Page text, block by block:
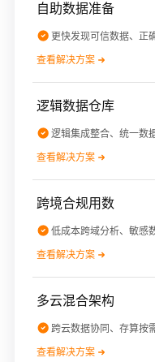
自助数据准备
更快发现可信数据、正
查看解决方案
逻辑数据仓库
逻辑集成整合、统一数
查看解决方案
跨境合规用数
低成本跨域分析、敏感
查看解决方案
多云混合架构
跨云数据协同、存算按
查看解决方案